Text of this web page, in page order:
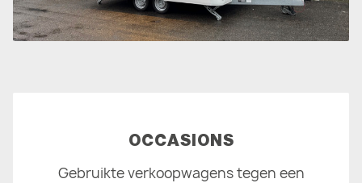
OCCASIONS
Gebruikte verkoopwagens tegen een